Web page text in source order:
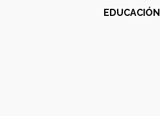
EDUCACIÓN